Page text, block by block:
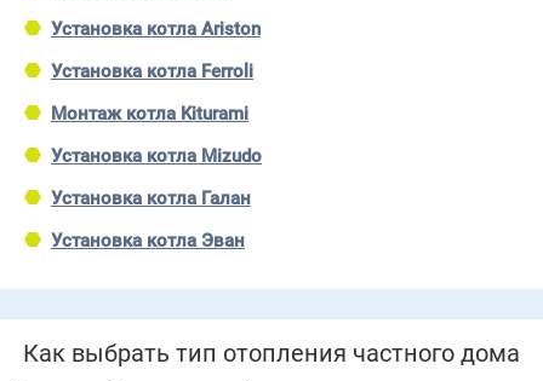
Установка котла Ariston
Установка котла Ferroli
Монтаж котла Kiturami
Установка котла Mizudo
Установка котла Галан
Установка котла Эван
Как выбрать тип отопления частного дома